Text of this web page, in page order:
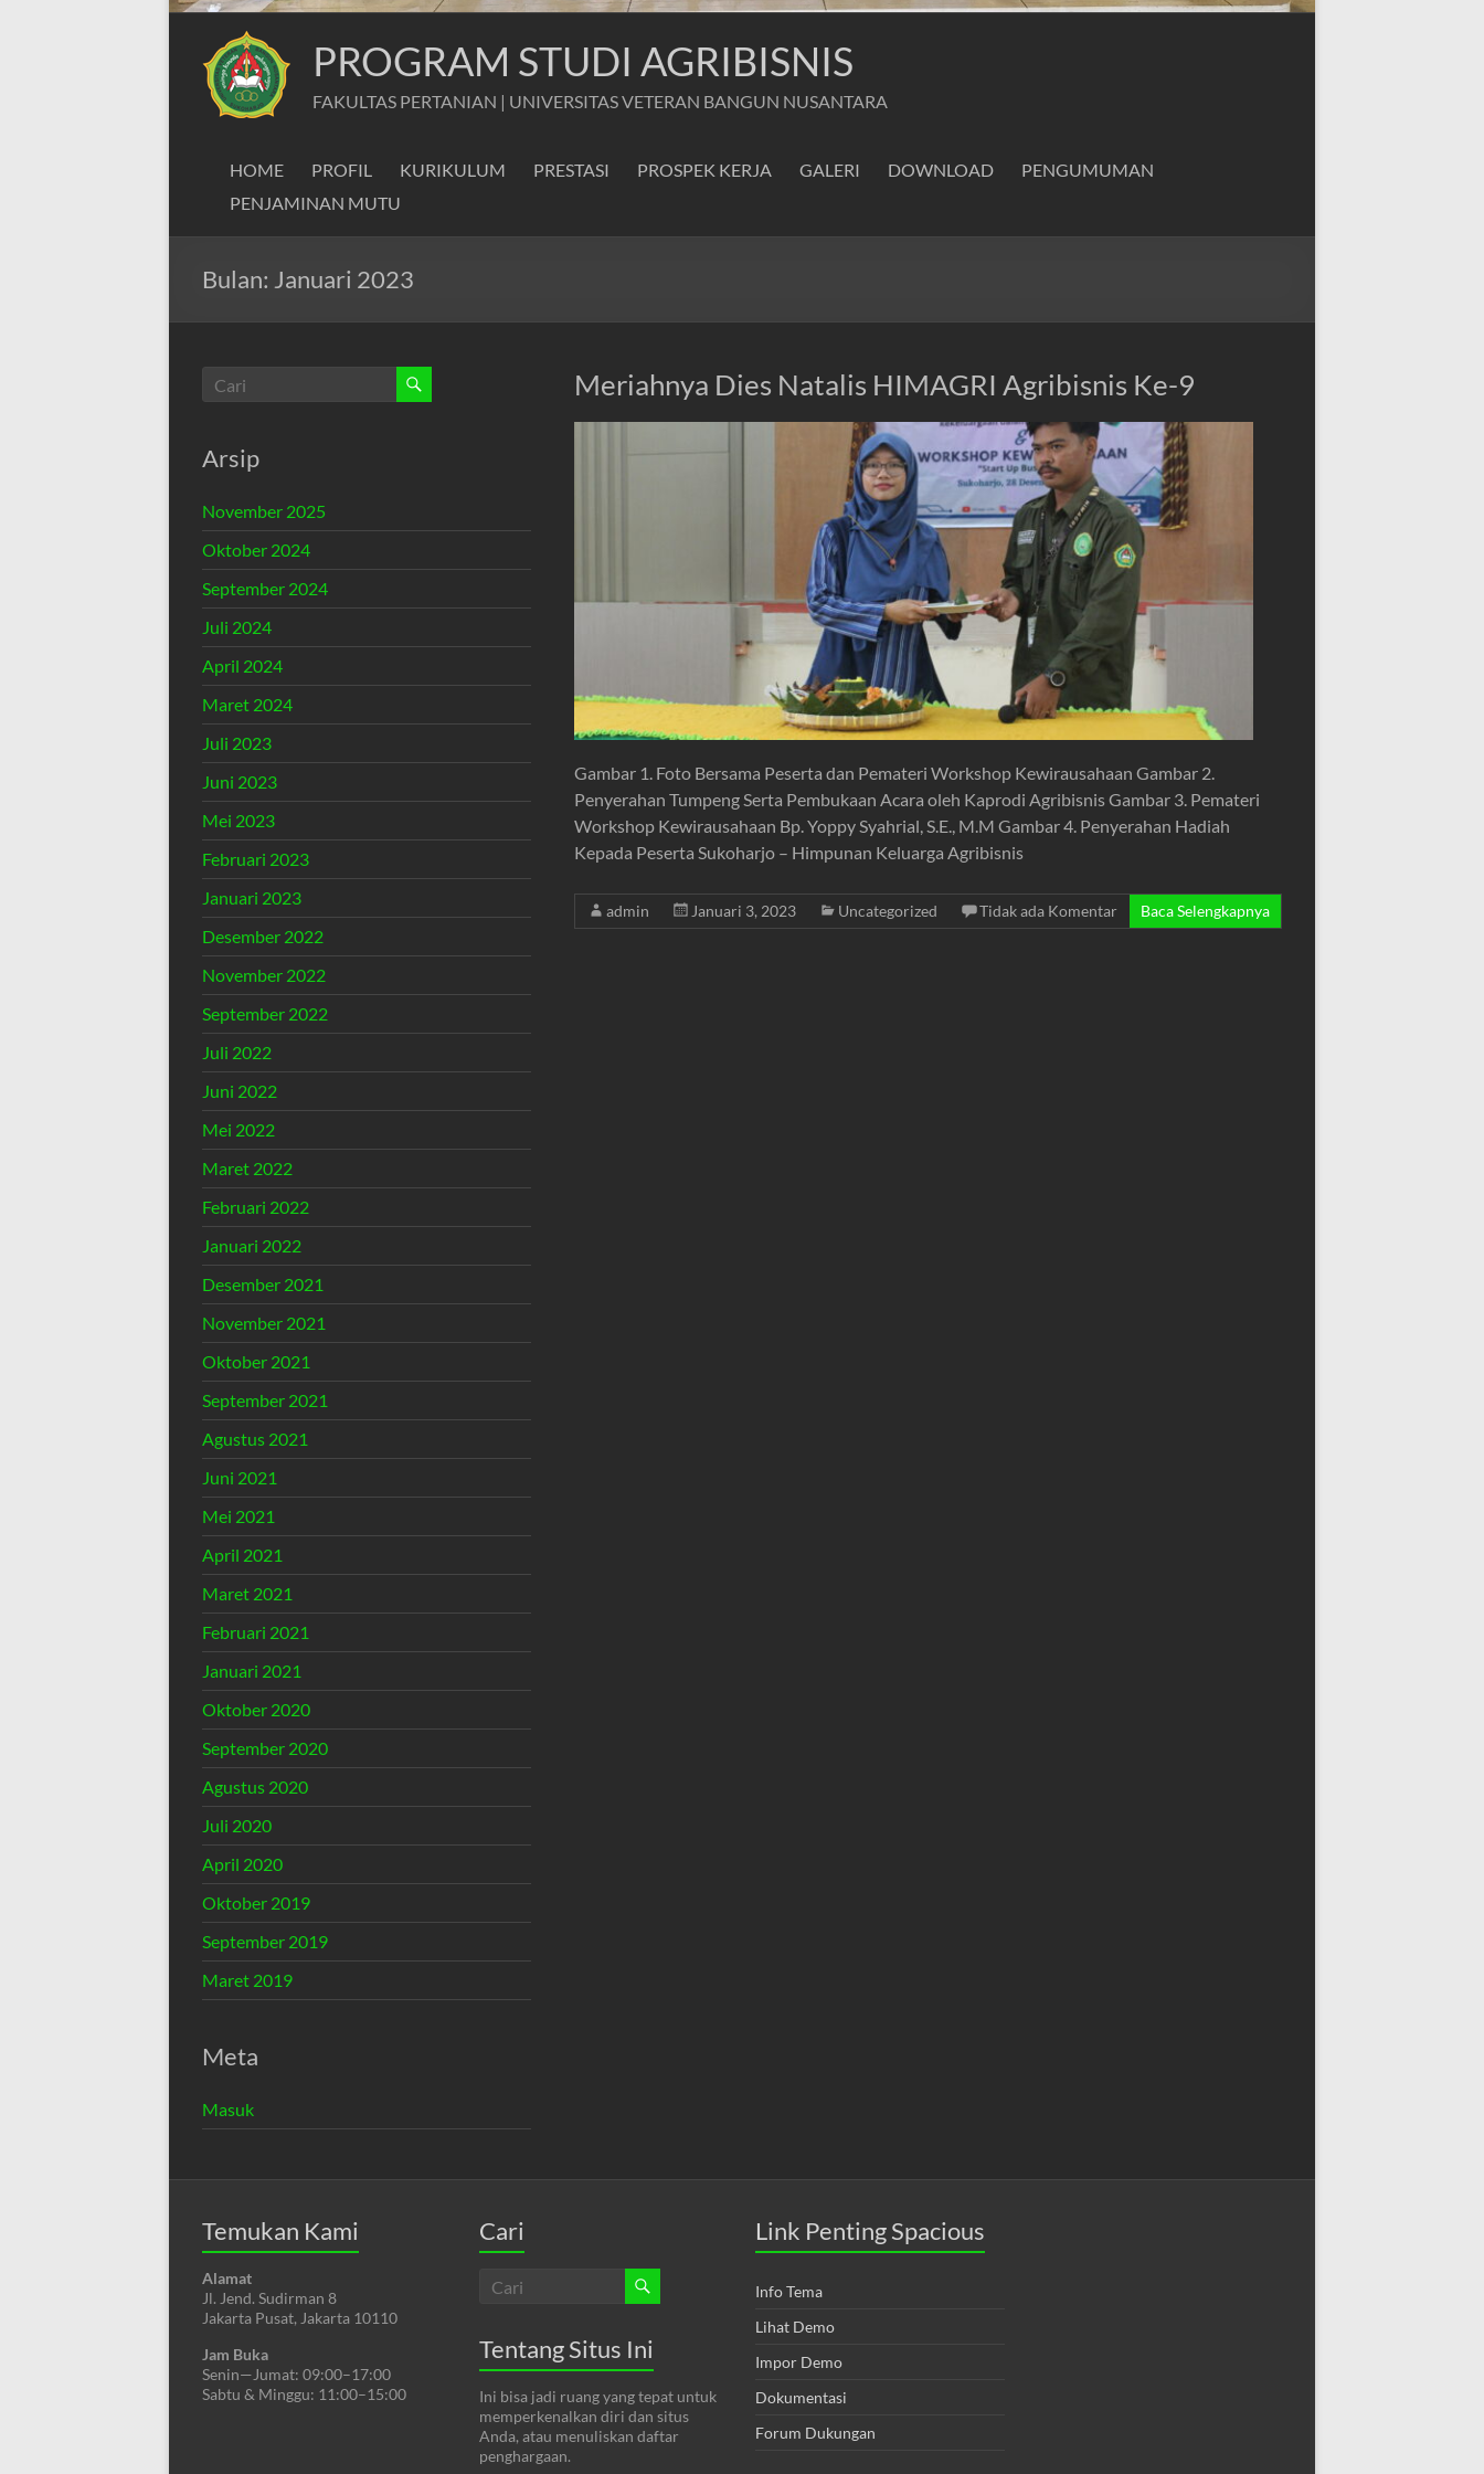
PROGRAM STUDI AGRIBISNIS
FAKULTAS PERTANIAN | UNIVERSITAS VETERAN BANGUN NUSANTARA
HOME PROFIL KURIKULUM PRESTASI PROSPEK KERJA GALERI DOWNLOAD
PENGUMUMAN
PENJAMINAN MUTU
Bulan: Januari 2023
Meriahnya Dies Natalis HIMAGRI Agribisnis Ke-9
Gambar 1. Foto Bersama Peserta dan Pemateri Workshop Kewirausahaan Gambar 2.
Penyerahan Tumpeng Serta Pembukaan Acara oleh Kaprodi Agribisnis Gambar 3. Pemateri
Workshop Kewirausahaan Bp. Yoppy Syahrial, S.E., M.M Gambar 4. Penyerahan Hadiah
Kepada Peserta Sukoharjo – Himpunan Keluarga Agribisnis
admin Januari 3, 2023 Uncategorized Tidak ada Komentar Baca Selengkapnya
Arsip
November 2025
Oktober 2024
September 2024
Juli 2024
April 2024
Maret 2024
Juli 2023
Juni 2023
Mei 2023
Februari 2023
Januari 2023
Desember 2022
November 2022
September 2022
Juli 2022
Juni 2022
Mei 2022
Maret 2022
Februari 2022
Januari 2022
Desember 2021
November 2021
Oktober 2021
September 2021
Agustus 2021
Juni 2021
Mei 2021
April 2021
Maret 2021
Februari 2021
Januari 2021
Oktober 2020
September 2020
Agustus 2020
Juli 2020
April 2020
Oktober 2019
September 2019
Maret 2019
Meta
Masuk
Temukan Kami
Alamat
Jl. Jend. Sudirman 8
Jakarta Pusat, Jakarta 10110
Jam Buka
Senin—Jumat: 09:00–17:00
Sabtu & Minggu: 11:00–15:00
Cari
Tentang Situs Ini
Ini bisa jadi ruang yang tepat untuk
memperkenalkan diri dan situs
Anda, atau menuliskan daftar
penghargaan.
Link Penting Spacious
Info Tema
Lihat Demo
Impor Demo
Dokumentasi
Forum Dukungan